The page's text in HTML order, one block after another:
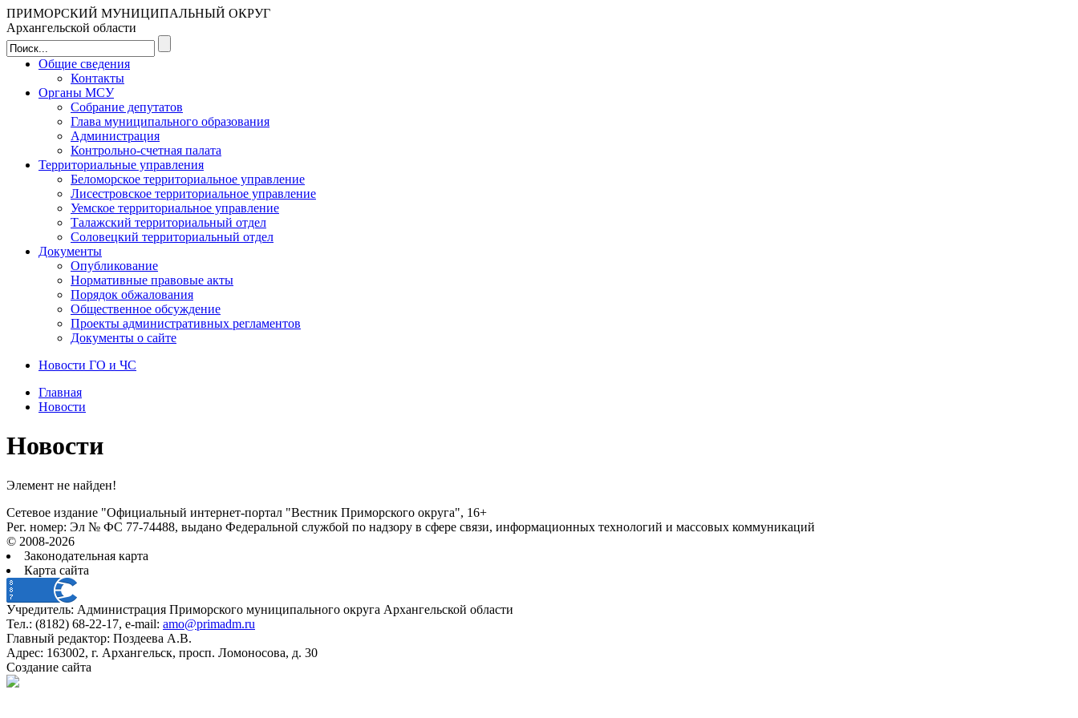
ПРИМОРСКИЙ МУНИЦИПАЛЬНЫЙ ОКРУГ
Архангельской области
Общие сведения
Контакты
Органы МСУ
Собрание депутатов
Глава муниципального образования
Администрация
Контрольно-счетная палата
Территориальные управления
Беломорское территориальное управление
Лисестровское территориальное управление
Уемское территориальное управление
Талажский территориальный отдел
Соловецкий территориальный отдел
Документы
Опубликование
Нормативные правовые акты
Порядок обжалования
Общественное обсуждение
Проекты административных регламентов
Документы о сайте
Новости ГО и ЧС
Главная
Новости
Новости
Элемент не найден!
Сетевое издание "Официальный интернет-портал "Вестник Приморского округа", 16+
Рег. номер: Эл № ФС 77-74488, выдано Федеральной службой по надзору в сфере связи, информационных технологий и массовых коммуникаций
© 2008-2026
Законодательная карта
Карта сайта
Учредитель: Администрация Приморского муниципального округа Архангельской области
Тел.: (8182) 68-22-17, e-mail: amo@primadm.ru
Главный редактор: Поздеева А.В.
Адрес: 163002, г. Архангельск, просп. Ломоносова, д. 30
Создание сайта